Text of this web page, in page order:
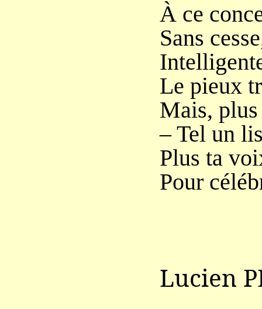
À ce
Sans
Le pieux
Mais, plus
– Tel un
Plus ta
Pour
Lucien